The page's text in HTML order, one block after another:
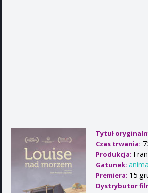
Tytuł
Czas trwania:
Produkcja:
Gatunek:
Premiera: 15
Dystrybutor